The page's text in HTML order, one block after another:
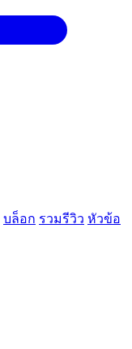
บล็อก รวมรีวิว หัวข้อ